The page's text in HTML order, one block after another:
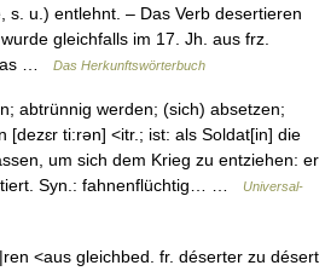
s. u.) entlehnt. – Das Verb desertieren
gleichfalls im 17. Jh. aus frz.
…
Das Herkunftswörterbuch
abtrünnig werden; (sich) absetzen;
[dezɛr ti:rən] <itr.; ist: als Soldat[in] die
um sich dem Krieg zu entziehen: er
Syn.: fahnenflüchtig… …
Universal-
<aus gleichbed. fr. déserter zu désert